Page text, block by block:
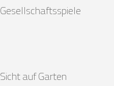
Gesellschaftsspiele
Sicht auf Garten